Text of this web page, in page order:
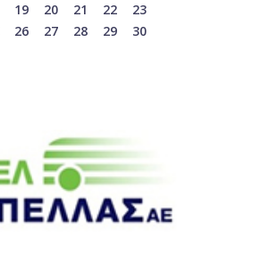
19 20 21 22
23
26 27 28 29
30